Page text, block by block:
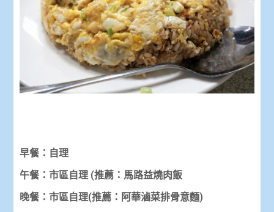
早餐：自理
午餐：市區自理 (推薦：馬路益燒肉飯
晚餐：市區自理(推薦：阿華滷菜排骨意麵)